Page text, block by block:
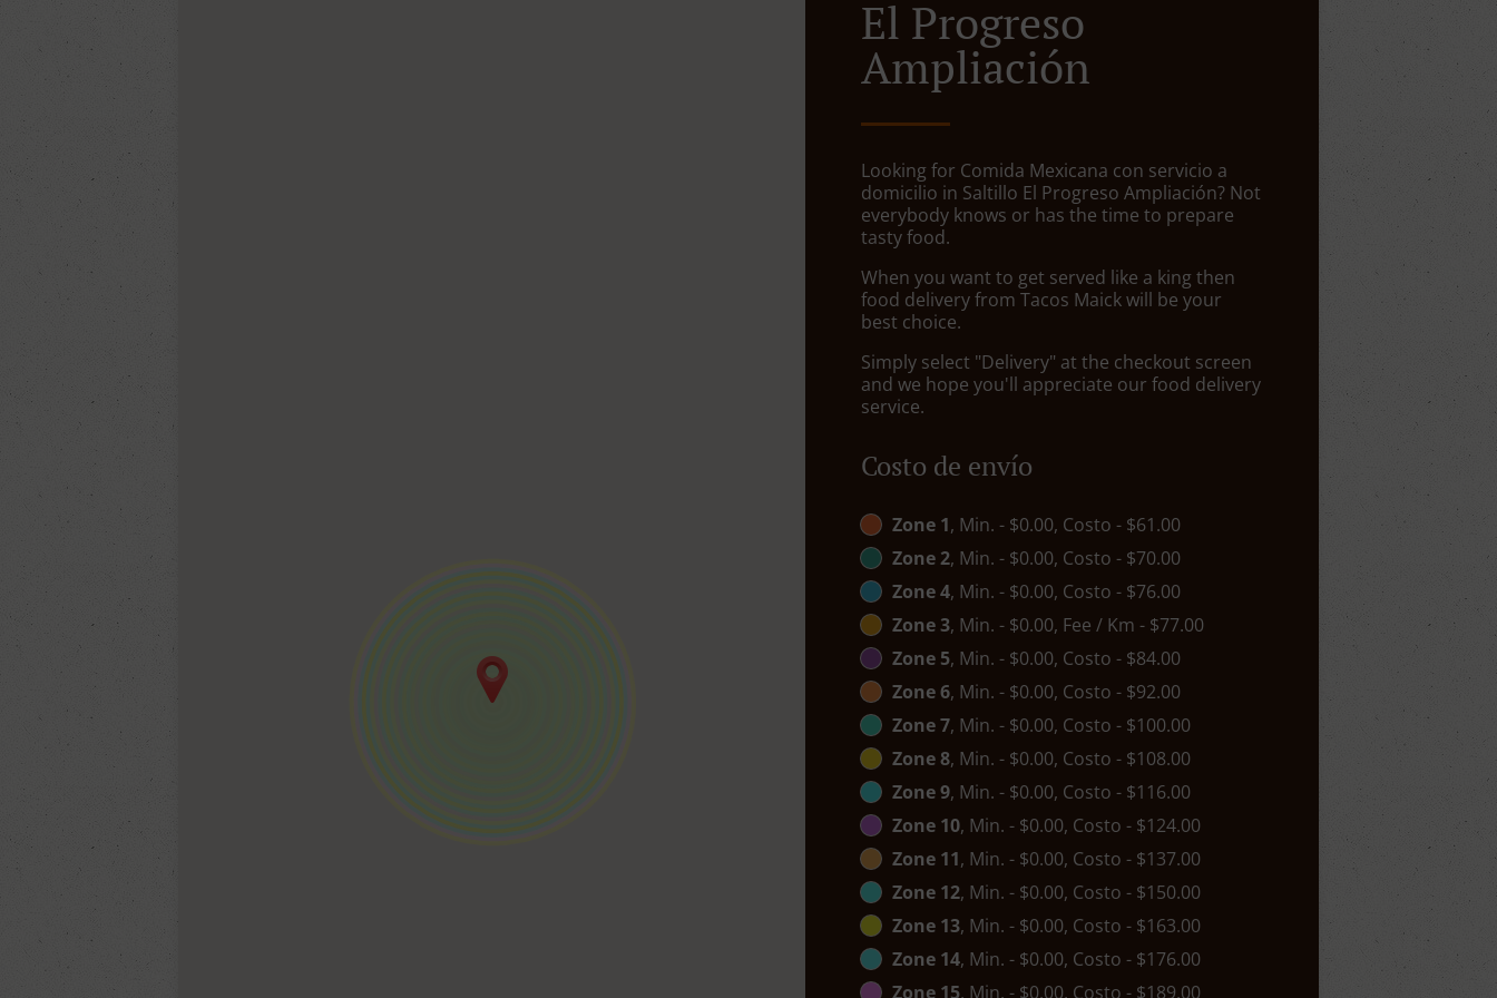
El Progreso
Ampliación
Looking for Comida Mexicana con servicio a
domicilio in Saltillo El Progreso Ampliación? Not
everybody knows or has the time to prepare
tasty food.
When you want to get served like a king then
food delivery from Tacos Maick will be your
best choice.
Simply select "Delivery" at the checkout screen
and we hope you'll appreciate our food delivery
service.
Costo de envío
Zone 1, Min. - $0.00, Costo - $61.00
Zone 2, Min. - $0.00, Costo - $70.00
Zone 4, Min. - $0.00, Costo - $76.00
Zone 3, Min. - $0.00, Fee / Km - $77.00
Zone 5, Min. - $0.00, Costo - $84.00
Zone 6, Min. - $0.00, Costo - $92.00
Zone 7, Min. - $0.00, Costo - $100.00
Zone 8, Min. - $0.00, Costo - $108.00
Zone 9, Min. - $0.00, Costo - $116.00
Zone 10, Min. - $0.00, Costo - $124.00
Zone 11, Min. - $0.00, Costo - $137.00
Zone 12, Min. - $0.00, Costo - $150.00
Zone 13, Min. - $0.00, Costo - $163.00
Zone 14, Min. - $0.00, Costo - $176.00
Zone 15, Min. - $0.00, Costo - $189.00